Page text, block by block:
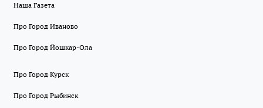
Наша Газета
Про Город Иваново
Про Город Йошкар-Ола
Про Город Курск
Про Город Рыбинск